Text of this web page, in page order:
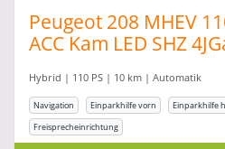
Peugeot 208 MHEV
ACC Kam LED SHZ
Hybrid | 110 PS | 10 km | Automatik
Navigation Einparkhilfe vorn Einparkhilfe
Freisprecheinrichtung